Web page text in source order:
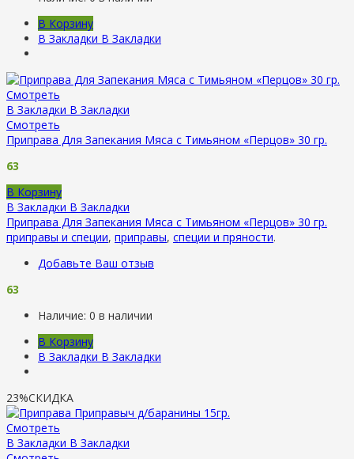
В Корзину
В Закладки В Закладки
Смотреть
В Закладки В Закладки
Смотреть
Приправа Для Запекания Мяса с Тимьяном «Перцов» 30 гр.
63
В Корзину
В Закладки В Закладки
Приправа Для Запекания Мяса с Тимьяном «Перцов» 30 гр.
приправы и специи, приправы, специи и пряности.
Добавьте Ваш отзыв
63
Наличие: 0 в наличии
В Корзину
В Закладки В Закладки
23%СКИДКА
Смотреть
В Закладки В Закладки